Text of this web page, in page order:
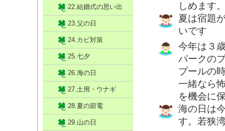
しめます
夏は宿題
いです
今年は３
パークの
プールの
一緒なら
を機会に
海の日は
す。若狭
22.結婚式の思い出
23.父の日
24.カビ対策
25.七夕
26.海の日
27.土用・ウナギ
28.夏の節電
29.山の日